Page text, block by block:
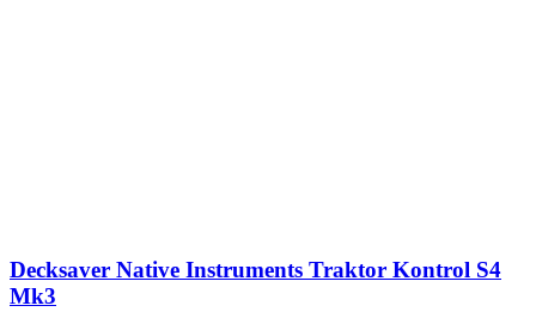
Decksaver Native Instruments Traktor Kontrol S4
Mk3